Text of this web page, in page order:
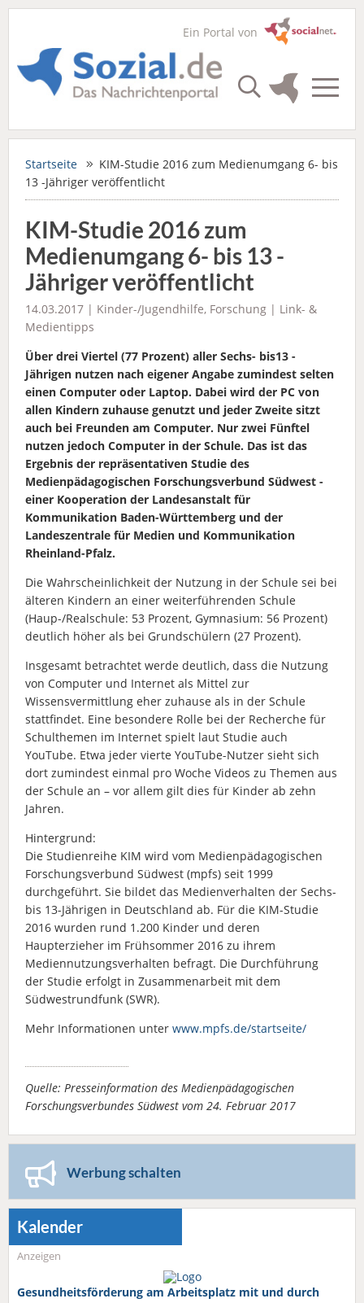
Ein Portal von
Startseite
KIM-Studie 2016 zum Medienumgang 6- bis
13 -Jähriger veröffentlicht
KIM-Studie 2016 zum
Medienumgang 6- bis 13 -
Jähriger veröffentlicht
14.03.2017 | Kinder-/Jugendhilfe, Forschung | Link- &
Medientipps
Über drei Viertel (77 Prozent) aller Sechs- bis13 -
Jährigen nutzen nach eigener Angabe zumindest selten
einen Computer oder Laptop. Dabei wird der PC von
allen Kindern zuhause genutzt und jeder Zweite sitzt
auch bei Freunden am Computer. Nur zwei Fünftel
nutzen jedoch Computer in der Schule. Das ist das
Ergebnis der repräsentativen Studie des
Medienpädagogischen Forschungsverbund Südwest -
einer Kooperation der Landesanstalt für
Kommunikation Baden-Württemberg und der
Landeszentrale für Medien und Kommunikation
Rheinland-Pfalz.
Die Wahrscheinlichkeit der Nutzung in der Schule sei bei
älteren Kindern an einer weiterführenden Schule
(Haup-/Realschule: 53 Prozent, Gymnasium: 56 Prozent)
deutlich höher als bei Grundschülern (27 Prozent).
Insgesamt betrachtet werde deutlich, dass die Nutzung
von Computer und Internet als Mittel zur
Wissensvermittlung eher zuhause als in der Schule
stattfindet. Eine besondere Rolle bei der Recherche für
Schulthemen im Internet spielt laut Studie auch
YouTube. Etwa jeder vierte YouTube-Nutzer sieht sich
dort zumindest einmal pro Woche Videos zu Themen aus
der Schule an – vor allem gilt dies für Kinder ab zehn
Jahren.
Hintergrund:
Die Studienreihe KIM wird vom Medienpädagogischen
Forschungsverbund Südwest (mpfs) seit 1999
durchgeführt. Sie bildet das Medienverhalten der Sechs-
bis 13-Jährigen in Deutschland ab. Für die KIM-Studie
2016 wurden rund 1.200 Kinder und deren
Haupterzieher im Frühsommer 2016 zu ihrem
Mediennutzungsverhalten befragt. Die Durchführung
der Studie erfolgt in Zusammenarbeit mit dem
Südwestrundfunk (SWR).
Mehr Informationen unter www.mpfs.de/startseite/
Quelle: Presseinformation des Medienpädagogischen
Forschungsverbundes Südwest vom 24. Februar 2017
Werbung schalten
Kalender
Anzeigen
Gesundheitsförderung am Arbeitsplatz mit und durch